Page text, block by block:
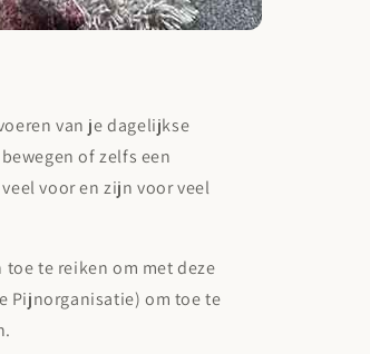
van je dagelijkse
of zelfs een
voor en zijn voor veel
te reiken om met deze
Pijnorganisatie) om toe te